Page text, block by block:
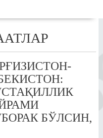
БЎЛСИН,